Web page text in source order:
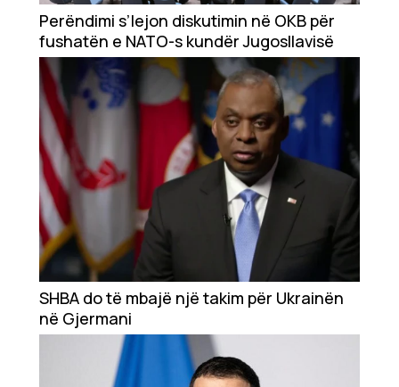
Perëndimi s’lejon diskutimin në OKB për
fushatën e NATO-s kundër Jugosllavisë
SHBA do të mbajë një takim për Ukrainën
në Gjermani